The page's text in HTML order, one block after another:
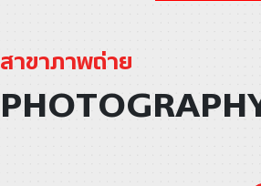
สาขาภาพถ่าย